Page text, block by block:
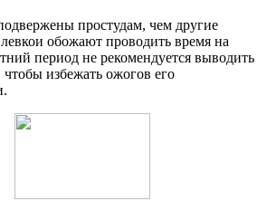
простудам, чем другие
обожают проводить время на
период не рекомендуется выводить
чтобы избежать ожогов его